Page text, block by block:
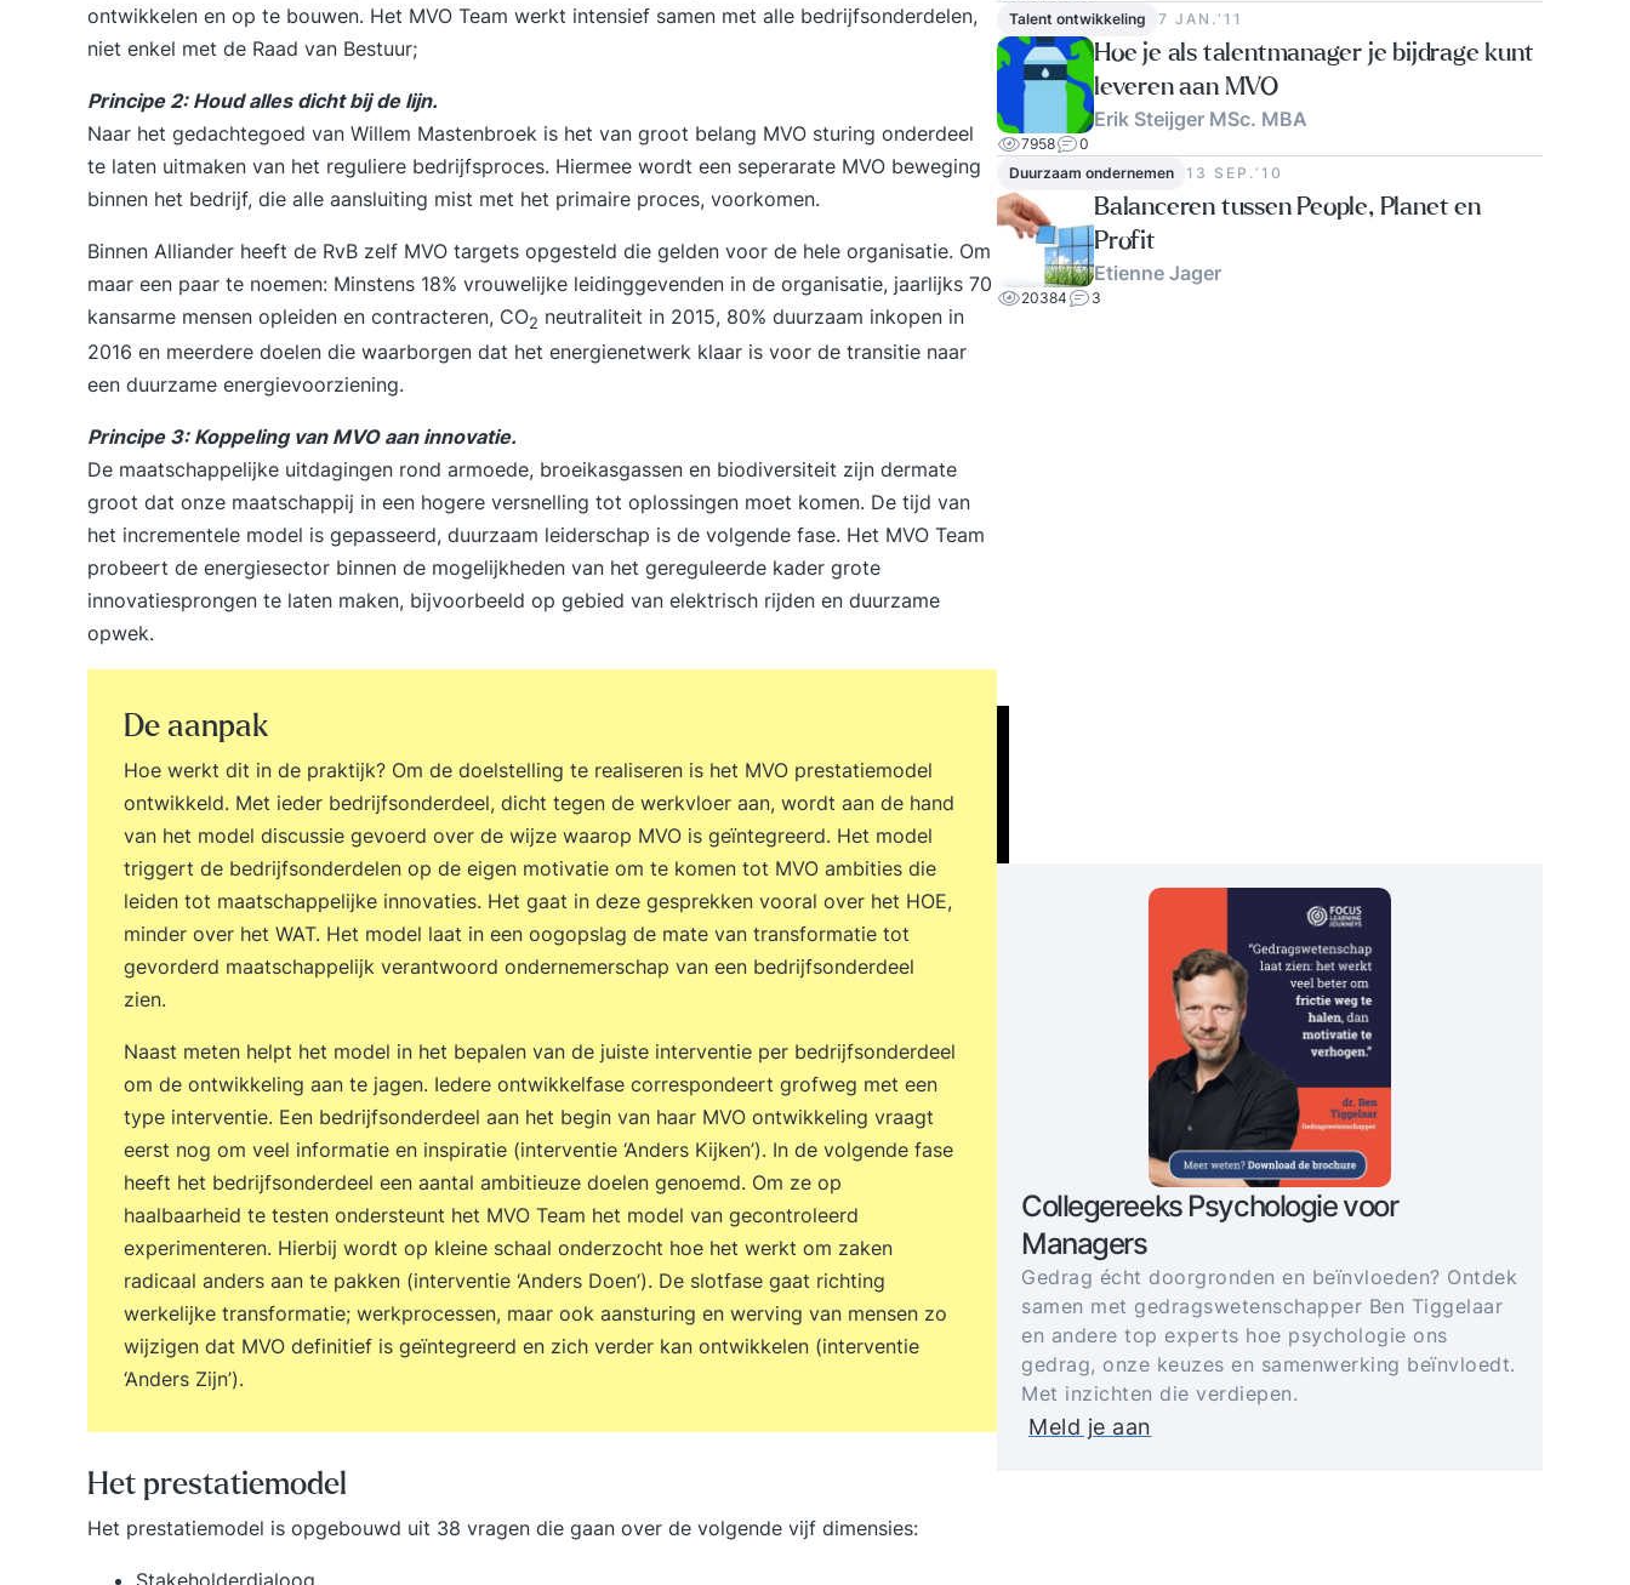
ontwikkelen en op te bouwen. Het MVO Team werkt intensief samen met alle bedrijfsonderdelen,
niet enkel met de Raad van Bestuur;
Principe 2: Houd alles dicht bij de lijn.
Naar het gedachtegoed van Willem Mastenbroek is het van groot belang MVO sturing onderdeel
te laten uitmaken van het reguliere bedrijfsproces. Hiermee wordt een seperarate MVO beweging
binnen het bedrijf, die alle aansluiting mist met het primaire proces, voorkomen.
Binnen Alliander heeft de RvB zelf MVO targets opgesteld die gelden voor de hele organisatie. Om
maar een paar te noemen: Minstens 18% vrouwelijke leidinggevenden in de organisatie, jaarlijks 70
kansarme mensen opleiden en contracteren, CO2 neutraliteit in 2015, 80% duurzaam inkopen in
2016 en meerdere doelen die waarborgen dat het energienetwerk klaar is voor de transitie naar
een duurzame energievoorziening.
Principe 3: Koppeling van MVO aan innovatie.
De maatschappelijke uitdagingen rond armoede, broeikasgassen en biodiversiteit zijn dermate
groot dat onze maatschappij in een hogere versnelling tot oplossingen moet komen. De tijd van
het incrementele model is gepasseerd, duurzaam leiderschap is de volgende fase. Het MVO Team
probeert de energiesector binnen de mogelijkheden van het gereguleerde kader grote
innovatiesprongen te laten maken, bijvoorbeeld op gebied van elektrisch rijden en duurzame
opwek.
De aanpak
Hoe werkt dit in de praktijk? Om de doelstelling te realiseren is het MVO prestatiemodel
ontwikkeld. Met ieder bedrijfsonderdeel, dicht tegen de werkvloer aan, wordt aan de hand
van het model discussie gevoerd over de wijze waarop MVO is geïntegreerd. Het model
triggert de bedrijfsonderdelen op de eigen motivatie om te komen tot MVO ambities die
leiden tot maatschappelijke innovaties. Het gaat in deze gesprekken vooral over het HOE,
minder over het WAT. Het model laat in een oogopslag de mate van transformatie tot
gevorderd maatschappelijk verantwoord ondernemerschap van een bedrijfsonderdeel
zien.
Naast meten helpt het model in het bepalen van de juiste interventie per bedrijfsonderdeel
om de ontwikkeling aan te jagen. Iedere ontwikkelfase correspondeert grofweg met een
type interventie. Een bedrijfsonderdeel aan het begin van haar MVO ontwikkeling vraagt
eerst nog om veel informatie en inspiratie (interventie ‘Anders Kijken’). In de volgende fase
heeft het bedrijfsonderdeel een aantal ambitieuze doelen genoemd. Om ze op
haalbaarheid te testen ondersteunt het MVO Team het model van gecontroleerd
experimenteren. Hierbij wordt op kleine schaal onderzocht hoe het werkt om zaken
radicaal anders aan te pakken (interventie ‘Anders Doen’). De slotfase gaat richting
werkelijke transformatie; werkprocessen, maar ook aansturing en werving van mensen zo
wijzigen dat MVO definitief is geïntegreerd en zich verder kan ontwikkelen (interventie
‘Anders Zijn’).
Het prestatiemodel
Het prestatiemodel is opgebouwd uit 38 vragen die gaan over de volgende vijf dimensies:
Stakeholderdialoog
Talent ontwikkeling
7 JAN.‘11
Hoe je als talentmanager je bijdrage kunt
leveren aan MVO
Erik Steijger MSc. MBA
7958
0
Duurzaam ondernemen
13 SEP.‘10
Balanceren tussen People, Planet en
Profit
Etienne Jager
20384 3
Collegereeks Psychologie voor
Managers
Gedrag écht doorgronden en beïnvloeden? Ontdek
samen met gedragswetenschapper Ben Tiggelaar
en andere top experts hoe psychologie ons
gedrag, onze keuzes en samenwerking beïnvloedt.
Met inzichten die verdiepen.
Meld je aan